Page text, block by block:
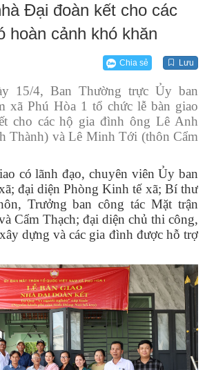
Đại đoàn kết cho các
hoàn cảnh khó khăn
Chia sẻ Lưu
15/4, Ban Thường trực Ủy ban
xã Phú Hòa 1 tổ chức lễ bàn giao
cho các hộ gia đình ông Lê Anh
Thành) và Lê Minh Tới (thôn Cẩm
có lãnh đạo, chuyên viên Ủy ban
đại diện Phòng Kinh tế xã; Bí thư
Trưởng ban công tác Mặt trận
Cẩm Thạch; đại diện chủ thi công,
dựng và các gia đình được hỗ trợ